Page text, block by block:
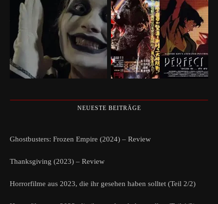
NEUESTE BEITRÄGE
Ghostbusters: Frozen Empire (2024) – Review
Thanksgiving (2023) – Review
Horrorfilme aus 2023, die ihr gesehen haben solltet (Teil 2/2)